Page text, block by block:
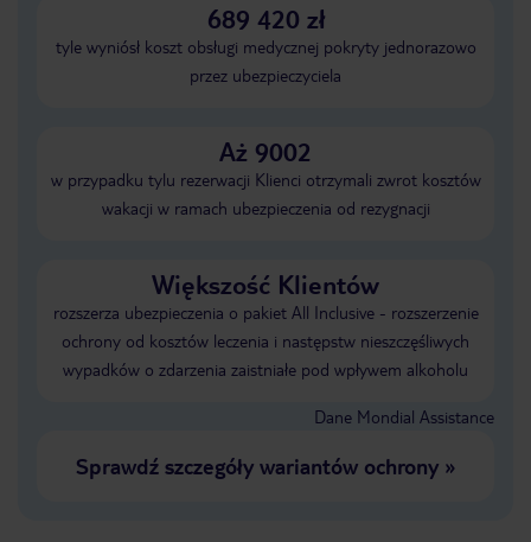
689 420 zł
tyle wyniósł koszt obsługi medycznej pokryty jednorazowo
przez ubezpieczyciela
Aż 9002
w przypadku tylu rezerwacji Klienci otrzymali zwrot kosztów
wakacji w ramach ubezpieczenia od rezygnacji
Większość Klientów
rozszerza ubezpieczenia o pakiet All Inclusive - rozszerzenie
ochrony od kosztów leczenia i następstw nieszczęśliwych
wypadków o zdarzenia zaistniałe pod wpływem alkoholu
Dane Mondial Assistance
Sprawdź szczegóły wariantów ochrony»